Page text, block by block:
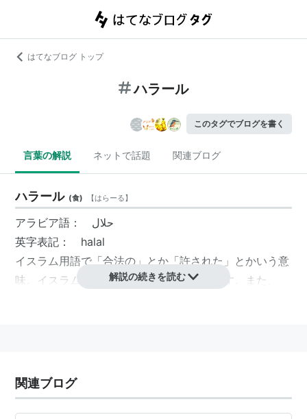
はてなブログ トップ
ハラール
このタグでブログを書く
言葉の解説 ネットで話題 関連ブログ
ハラール (食) 【はらーる】
アラビア語： حلال
英字表記： halal
イスラム用語で「合法の」とか「許された」とかいう意
味。イスラム教徒が食べてもよいものを指す。また、
アッラーの御名が唱えられなかったものを食べて
はならない。それは誠に不義な行いである。（コ
解説の続きを読む
関連ブログ